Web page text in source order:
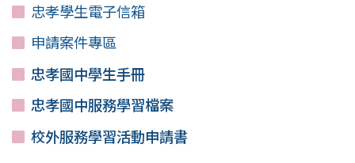
忠孝學生電子信箱
申請案件專區
忠孝國中學生手冊
忠孝國中服務學習檔案
校外服務學習活動申請書